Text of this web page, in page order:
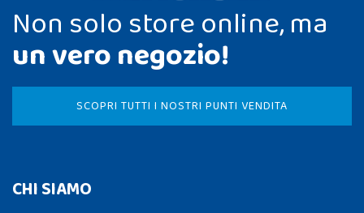
Non solo store online, ma
un vero negozio!
SCOPRI TUTTI I NOSTRI PUNTI VENDITA
CHI SIAMO